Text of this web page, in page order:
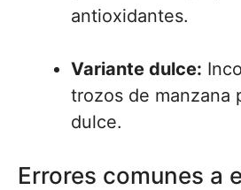
antioxidantes.
Variante dulce:
trozos de manzana
dulce.
Errores comunes a